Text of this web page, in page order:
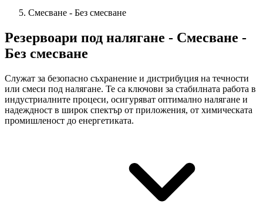
Смесване - Без смесване
Резервоари под налягане - Смесване -
Без смесване
Служат за безопасно съхранение и дистрибуция на течности
или смеси под налягане. Те са ключови за стабилната работа в
индустриалните процеси, осигуряват оптимално налягане и
надеждност в широк спектър от приложения, от химическата
промишленост до енергетиката.